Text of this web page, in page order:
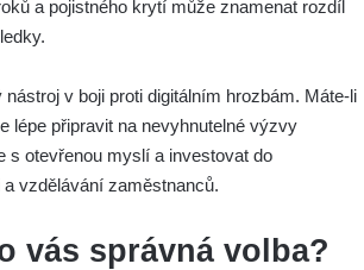
a pojistného krytí může znamenat rozdíl
v boji proti digitálním hrozbám. Máte-li
lépe připravit na nevyhnutelné výzvy
s otevřenou myslí a investovat do
vzdělávání zaměstnanců.
vás správná volba?